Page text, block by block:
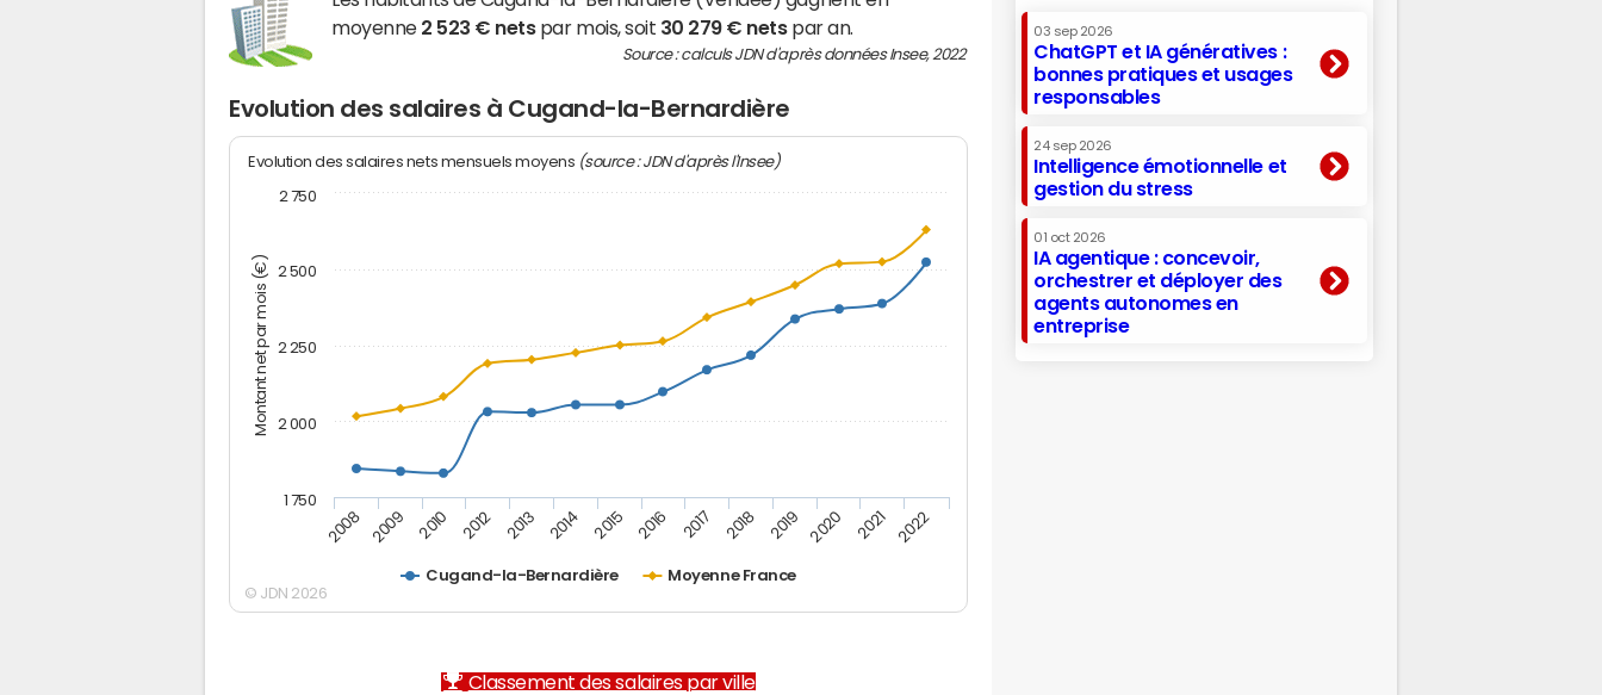
moyenne 2 523 € netspar mois, soit 30 279 € netspar an.
Source : calculs JDN d'après données Insee, 2022
Evolution des salaires à Cugand-la-Bernardière
Montant net par mois (€)
Evolution des salaires nets mensuels moyens (source : JDN d'après l'Insee)
Cugand-la-Bernardière Moyenne France
2008 2009 2010 2012 2013 2014 2015 2016 2017 2018 2019 2020 2021 2022
1 750
2 000
2 250
2 500
2 750
© JDN 2026
Classement des salaires par ville
03 sep 2026
ChatGPT et IA génératives :
bonnes pratiques et usages
responsables
24 sep 2026
Intelligence émotionnelle et
gestion du stress
01 oct 2026
IA agentique : concevoir,
orchestrer et déployer des
agents autonomes en
entreprise